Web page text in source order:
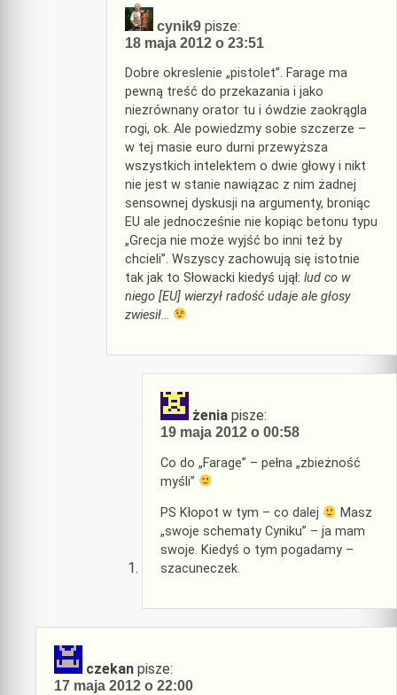
cynik9 pisze:
18 maja 2012 o 23:51
Dobre okreslenie „pistolet”. Farage ma
pewną treść do przekazania i jako
niezrównany orator tu i ówdzie zaokrągla
rogi, ok. Ale powiedzmy sobie szczerze –
w tej masie euro durni przewyższa
wszystkich intelektem o dwie głowy i nikt
nie jest w stanie nawiązac z nim żadnej
sensownej dyskusji na argumenty, broniąc
EU ale jednocześnie nie kopiąc betonu typu
„Grecja nie może wyjść bo inni też by
chcieli”. Wszyscy zachowują się istotnie
tak jak to Słowacki kiedyś ujął: lud co w
niego [EU] wierzył radość udaje ale głosy
zwiesił…
żenia pisze:
19 maja 2012 o 00:58
Co do „Farage” – pełna „zbieżność
myśli”
PS Kłopot w tym – co dalej
Masz
„swoje schematy Cyniku” – ja mam
swoje. Kiedyś o tym pogadamy –
szacuneczek.
czekan pisze:
17 maja 2012 o 22:00